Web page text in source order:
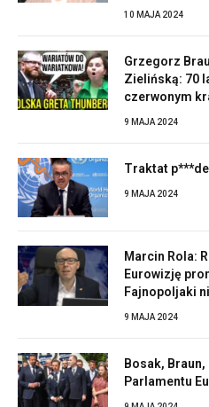
10 MAJA 2024
Grzegorz
Zielińską: 70
czerwonym
9 MAJA 2024
Traktat
9 MAJA 2024
Marcin Rola:
Eurowizję
Fajnopoljaki
9 MAJA 2024
Bosak,
Parlamentu